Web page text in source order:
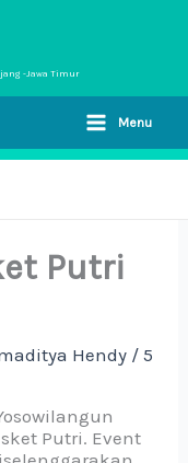
-Jawa Timur
Menu
Putri
Hendy /5
Putri. Event